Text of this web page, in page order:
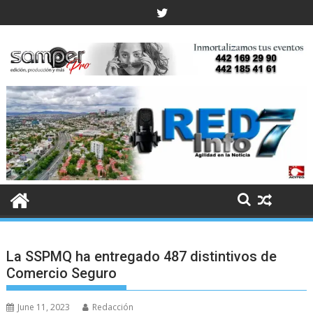
to
La SSPMQ ha entregado 487 distintivos de
Comercio Seguro
June 11, 2023 Redacción